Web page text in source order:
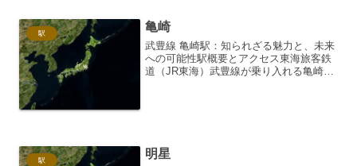
駅 亀崎
武豊線 亀崎駅：知られざる魅力と、未来
への可能性駅概要とアクセス東海旅客鉄
道（JR東海）武豊線が乗り入れる亀崎駅
駅 明星